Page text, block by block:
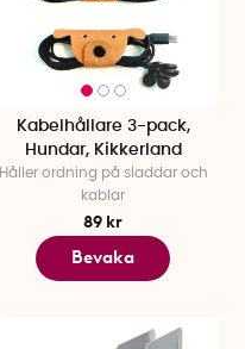
Kabelhållare 3-pack,
Hundar, Kikkerland
Håller ordning på sladdar och
kablar
89 kr
Bevaka